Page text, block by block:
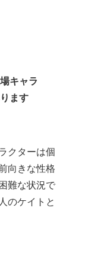
キャラ
ます
クターは個
向きな性格
難な状況で
のケイトと